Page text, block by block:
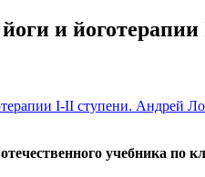
и
учебника по